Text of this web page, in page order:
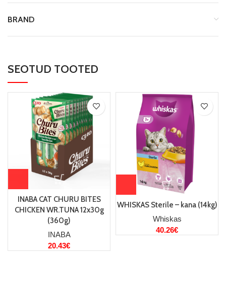
BRAND
SEOTUD TOOTED
INABA CAT CHURU BITES
CHICKEN WR.TUNA 12x30g
(360g)
INABA
20.43€
WHISKAS Sterile – kana (14kg)
Whiskas
40.26€